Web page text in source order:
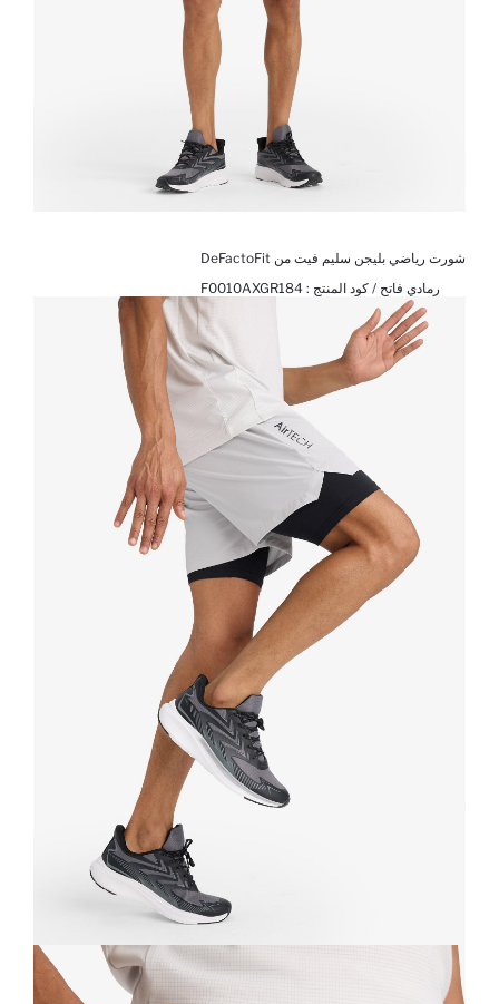
شورت رياضي بليجن سليم فيت من DeFactoFit
رمادي فاتح / كود المنتج : F0010AXGR184